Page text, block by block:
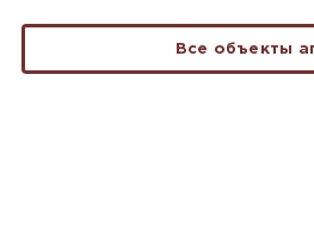
Все объекты